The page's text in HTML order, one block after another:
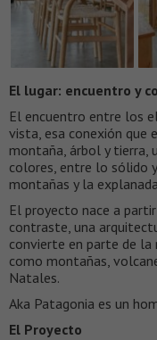
El lugar: encuentro y
El encuentro entre los
vista, esa conexión que
montaña, árbol y tierra,
colores, entre lo sólido
montañas y la
El proyecto nace a
contraste, una
convierte en parte de la
como montañas,
Natales.
Aka Patagonia es un
El Proyecto